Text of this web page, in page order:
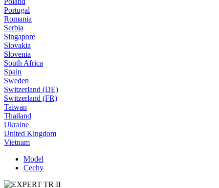
Portugal
Romania
Serbia
Singapore
Slovakia
Slovenia
South Africa
Spain
Sweden
Switzerland (DE)
Switzerland (FR)
Taiwan
Thailand
Ukraine
United Kingdom
Vietnam
Model
Cechy